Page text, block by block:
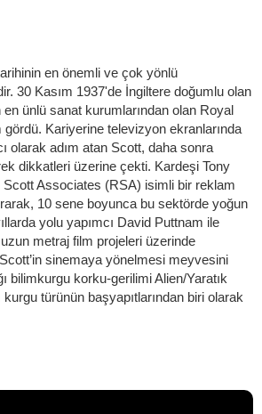
en önemli ve çok yönlü
30 Kasım 1937'de İngiltere doğumlu olan
ünlü sanat kurumlarından olan Royal
Kariyerine televizyon ekranlarında
olarak adım atan Scott, daha sonra
dikkatleri üzerine çekti. Kardeşi Tony
Associates (RSA) isimli bir reklam
10 sene boyunca bu sektörde yoğun
yolu yapımcı David Puttnam ile
metraj film projeleri üzerinde
sinemaya yönelmesi meyvesini
bilimkurgu korku-gerilimi Alien/Yaratık
türünün başyapıtlarından biri olarak